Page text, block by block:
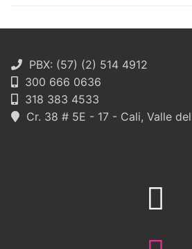
PBX: (57) (2) 514 4912
300 666 0636
318 383 4533
Cr. 38 # 5E - 17 - Cali, Valle